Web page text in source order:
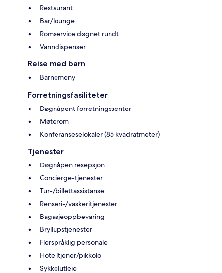
Restaurant
Bar/lounge
Romservice døgnet rundt
Vanndispenser
Reise med barn
Barnemeny
Forretningsfasiliteter
Døgnåpent forretningssenter
Møterom
Konferanseselokaler (85 kvadratmeter)
Tjenester
Døgnåpen resepsjon
Concierge-tjenester
Tur-/billettassistanse
Renseri-/vaskeritjenester
Bagasjeoppbevaring
Bryllupstjenester
Flerspråklig personale
Hotelltjener/pikkolo
Sykkelutleie